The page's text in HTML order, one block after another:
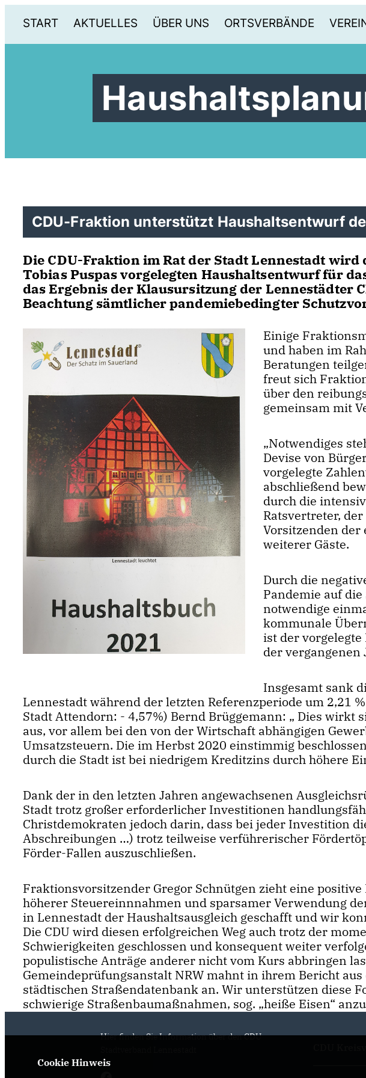
START AKTUELLES ÜBER UNS ORTSVERBÄNDE
CDU-Fraktion unterstützt Haushaltsentwurf
Die CDU-Fraktion im Rat der Stadt Lennestadt
Tobias Puspas vorgelegten Haushaltsentwurf für
das Ergebnis der Klausursitzung der Lennestädter
Beachtung sämtlicher pandemiebedingter
Einige
und haben im
Beratungen
freut sich
über den
gemeinsam mit
Notwendiges
Devise von
vorgelegte
abschließend
durch die
Ratsvertreter,
Vorsitzenden der
weiterer Gäste.
Durch die
Pandemie auf
notwendige
kommunale
ist der
der vergangenen
Insgesamt sank
Lennestadt während der letzten Referenzperiode um 2,21
Stadt Attendorn: - 4,57%) Bernd Brüggemann: „ Dies wirkt
aus, vor allem bei den von der Wirtschaft abhängigen
Umsatzsteuern. Die im Herbst 2020 einstimmig
durch die Stadt ist bei niedrigem Kreditzins durch höhere
Dank der in den letzten Jahren angewachsenen
Stadt trotz großer erforderlicher Investitionen
Christdemokraten jedoch darin, dass bei jeder Investition
Abschreibungen …) trotz teilweise verführerischer
Förder-Fallen auszuschließen.
Fraktionsvorsitzender Gregor Schnütgen zieht eine
höherer Steuereinnnahmen und sparsamer Verwendung
in Lennestadt der Haushaltsausgleich geschafft und wir
Die CDU wird diesen erfolgreichen Weg auch trotz der
Schwierigkeiten geschlossen und konsequent weiter
populistische Anträge anderer nicht vom Kurs abbringen
Gemeindeprüfungsanstalt NRW mahnt in ihrem Bericht
städtischen Straßendatenbank an. Wir unterstützen diese
schwierige Straßenbaumaßnahmen, sog. „heiße Eisen“
Hier finden Sie Information über den CDU
Cookie Hinweis